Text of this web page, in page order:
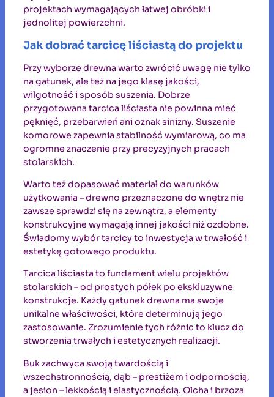
projektach wymagających łatwej obróbki i
jednolitej powierzchni.
Jak dobrać tarcicę liściastą do projektu
Przy wyborze drewna warto zwrócić uwagę nie tylko
na gatunek, ale też na jego klasę jakości,
wilgotność i sposób suszenia. Dobrze
przygotowana tarcica liściasta nie powinna mieć
pęknięć, przebarwień ani oznak sinizny. Suszenie
komorowe zapewnia stabilność wymiarową, co ma
ogromne znaczenie przy precyzyjnych pracach
stolarskich.
Warto też dopasować materiał do warunków
użytkowania – drewno przeznaczone do wnętrz nie
zawsze sprawdzi się na zewnątrz, a elementy
konstrukcyjne wymagają innej jakości niż ozdobne.
Świadomy wybór tarcicy to inwestycja w trwałość i
estetykę gotowego produktu.
Tarcica liściasta to fundament wielu projektów
stolarskich – od prostych półek po ekskluzywne
konstrukcje. Każdy gatunek drewna ma swoje
unikalne właściwości, które determinują jego
zastosowanie. Zrozumienie tych różnic to klucz do
stworzenia trwałych i estetycznych realizacji.
Buk zachwyca swoją twardością i
wszechstronnością, dąb – prestiżem i odpornością,
a jesion – lekkością i elastycznością. Olcha i brzoza